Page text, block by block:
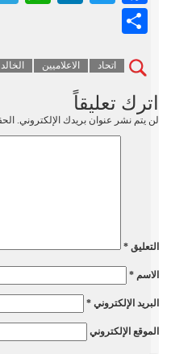
اتحاد الاعلاميين الخالد
اترك تعليقاً
لن يتم نشر عنوان بريدك الإلكتروني.
التعليق *
الاسم *
البريد الإلكتروني *
الموقع الإلكتروني